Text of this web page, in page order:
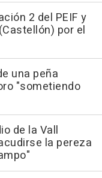
2 del PEIF y
por el
una peña
"sometiendo
de la Vall
la pereza